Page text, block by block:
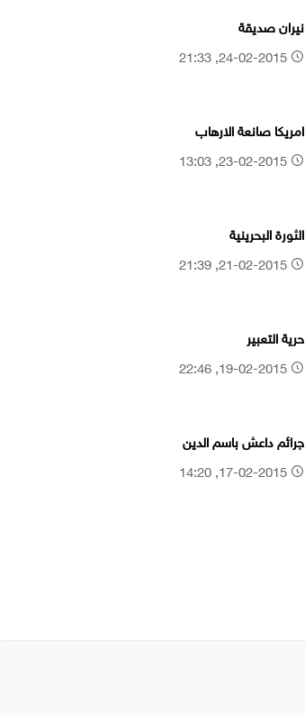
نيران صديقة
امريكا صانعة الارهاب
الثورة البحرينية
حرية التعبير
جرائم داعش باسم الدين